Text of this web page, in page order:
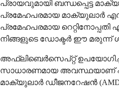
പ്രായവുമായി ബന്ധപ്പെട്ട
പ്രമേഹപരമായ മാക്യുലാർ
പ്രമേഹപരമായ റെറ്റിനോപ്പതി
നിങ്ങളുടെ ഡോക്ടർ ഈ മരുന്ന്
അഫ്‌ലിബെർസെപ്റ്റ് ഉപയോഗിച്ച്
സാധാരണമായ അവസ്ഥയാണ്
മാക്യുലാർ ഡീജനറേഷൻ